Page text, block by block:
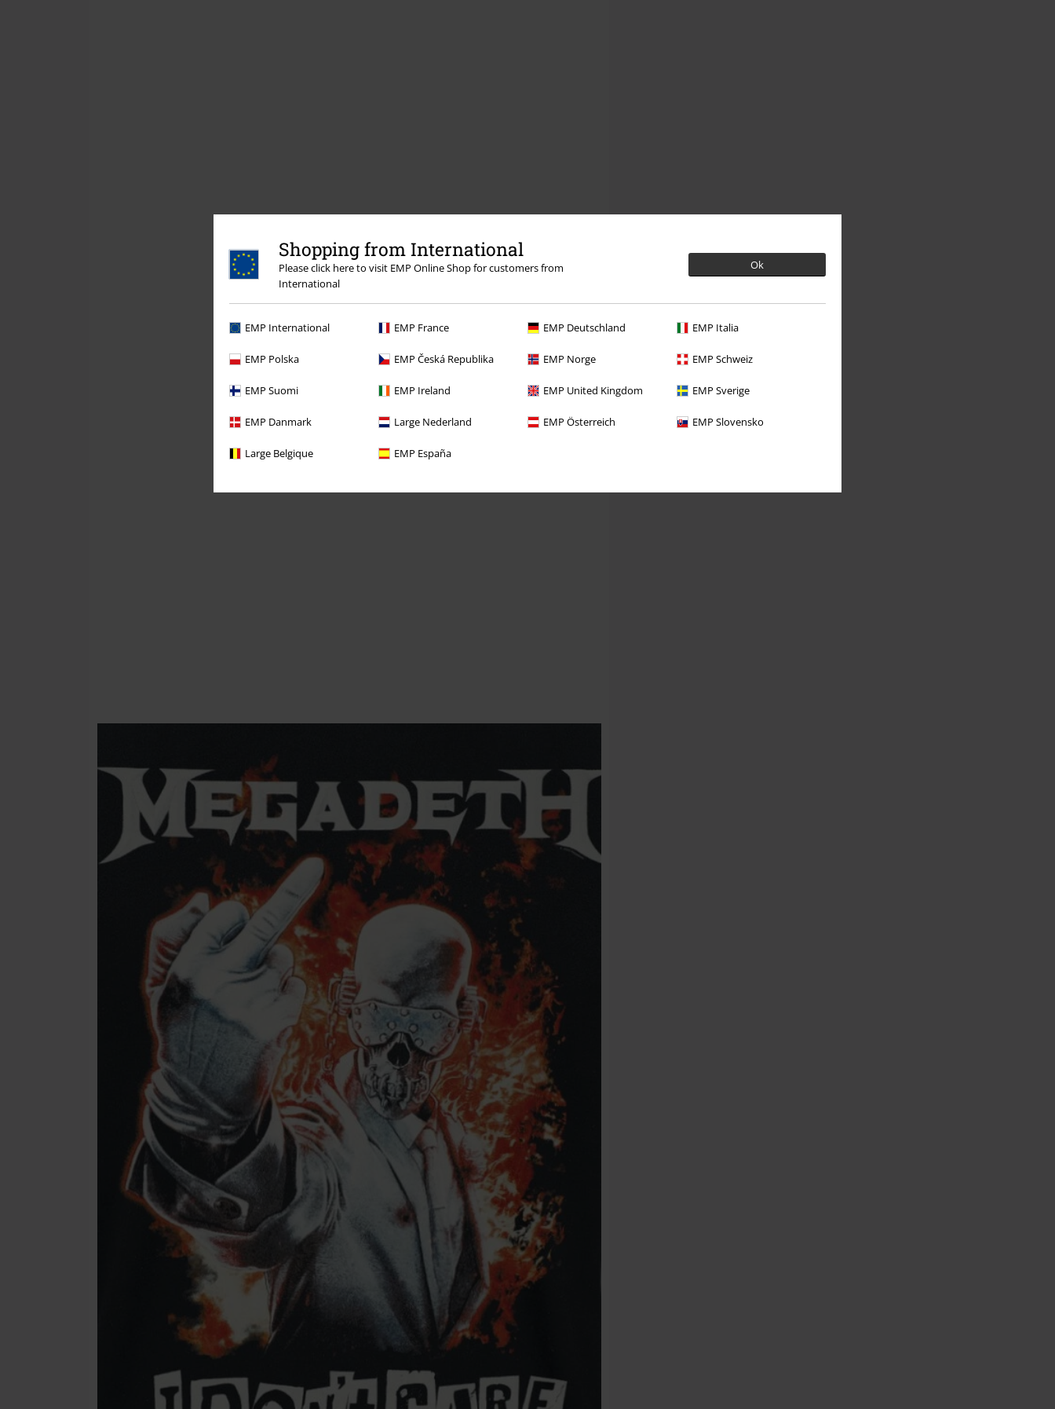
Shopping from International
Please click here to visit EMP Online Shop for customers from
International
Ok
EMP International EMP France EMP Deutschland EMP Italia
EMP Polska EMP Česká Republika EMP Norge EMP Schweiz
EMP Suomi EMP Ireland EMP United Kingdom EMP Sverige
EMP Danmark Large Nederland EMP Österreich EMP Slovensko
Large Belgique EMP España